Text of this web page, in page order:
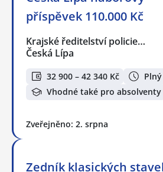
příspěvek 110.000 Kč
Krajské ředitelství policie…
Česká Lípa
32 900 – 42 340 Kč
Vhodné také pro absolventy
Zveřejněno: 2. srpna
Zedník klasických